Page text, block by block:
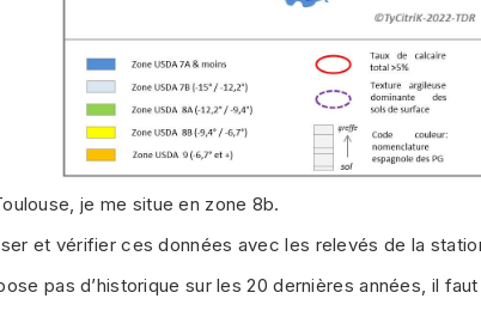
je me situe en zone 8b.
et vérifier ces données avec les relevés de la
pas d’historique sur les 20 dernières années, il